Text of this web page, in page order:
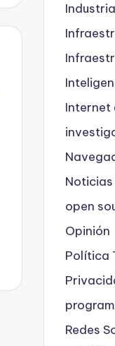
Internet
open
Opinión
Política
Redes